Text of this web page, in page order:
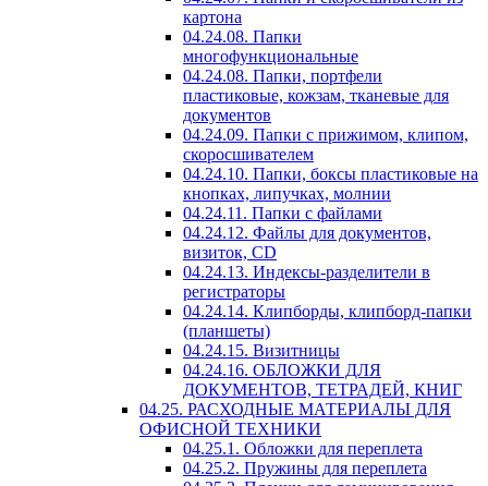
картона
04.24.08. Папки
многофункциональные
04.24.08. Папки, портфели
пластиковые, кожзам, тканевые для
документов
04.24.09. Папки с прижимом, клипом,
скоросшивателем
04.24.10. Папки, боксы пластиковые на
кнопках, липучках, молнии
04.24.11. Папки с файлами
04.24.12. Файлы для документов,
визиток, CD
04.24.13. Индексы-разделители в
регистраторы
04.24.14. Клипборды, клипборд-папки
(планшеты)
04.24.15. Визитницы
04.24.16. ОБЛОЖКИ ДЛЯ
ДОКУМЕНТОВ, ТЕТРАДЕЙ, КНИГ
04.25. РАСХОДНЫЕ МАТЕРИАЛЫ ДЛЯ
ОФИСНОЙ ТЕХНИКИ
04.25.1. Обложки для переплета
04.25.2. Пружины для переплета